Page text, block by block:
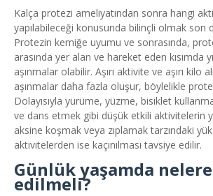
Kalça protezi ameliyatından sonra hangi
yapılabileceği konusunda bilinçli olmak son
Protezin kemiğe uyumu ve sonrasında,
arasında yer alan ve hareket eden kısımda
aşınmalar olabilir. Aşırı aktivite ve aşırı kilo
aşınmalar daha fazla oluşur, böylelikle
Dolayısıyla yürüme, yüzme, bisiklet
ve dans etmek gibi düşük etkili aktivitelerin
aksine koşmak veya zıplamak tarzındaki
aktivitelerden ise kaçınılması tavsiye edilir.
Günlük yaşamda
edilmeli?